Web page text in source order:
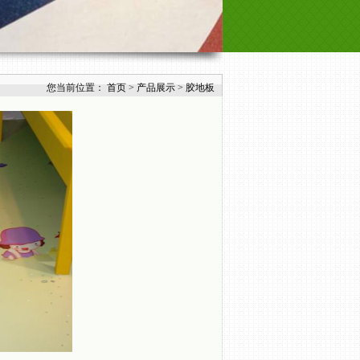
您当前位置： 首页 > 产品展示 > 胶地板